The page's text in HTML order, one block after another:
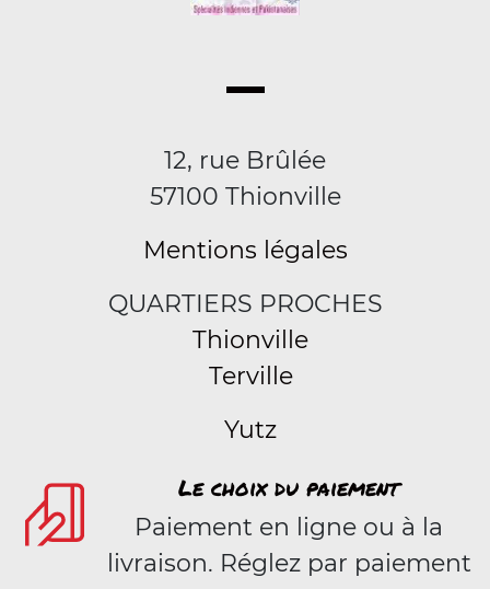
12, rue Brûlée
57100 Thionville
Mentions légales
QUARTIERS PROCHES
Thionville
Terville
Yutz
Le choix du paiement
Paiement en ligne ou à la
livraison. Réglez par paiement